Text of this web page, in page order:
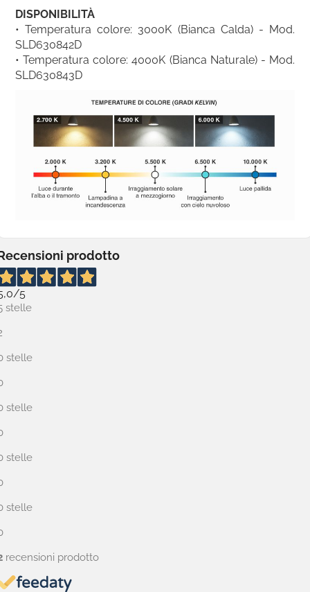
DISPONIBILITÀ
• Temperatura colore: 3000K (Bianca Calda) - Mod.
SLD630842D
• Temperatura colore: 4000K (Bianca Naturale) - Mod.
SLD630843D
prodotto
/5
stelle
stelle
stelle
stelle
stelle
recensioni prodotto